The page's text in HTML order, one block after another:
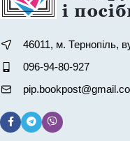
46011, м. Тернопіль,
096-94-80-927